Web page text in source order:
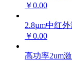
￥0.00
2.8µm中红
￥0.00
高功率2um